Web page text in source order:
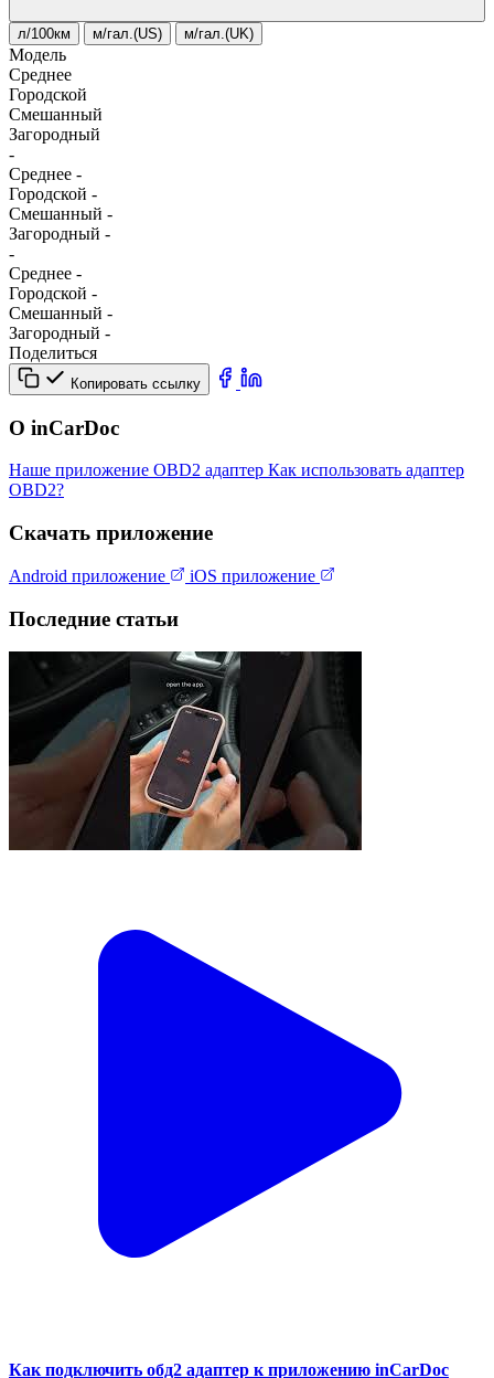
л/100км м/гал.(US) м/гал.(UK)
Модель
Среднее
Городской
Смешанный
Загородный
-
Среднее -
Городской -
Смешанный -
Загородный -
-
Среднее -
Городской -
Смешанный -
Загородный -
Поделиться
Копировать ссылку
О inCarDoc
Наше приложение OBD2 адаптер Как использовать адаптер
OBD2?
Скачать приложение
Android приложение iOS приложение
Последние статьи
Как подключить обд2 адаптер к приложению inCarDoc